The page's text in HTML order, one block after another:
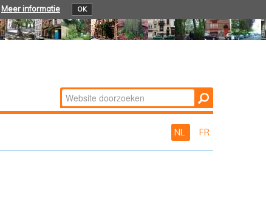
Meer informatie OK
Zoek
Geavanceerd
NL FR